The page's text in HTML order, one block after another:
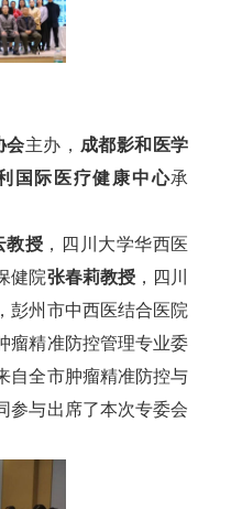
会主办， 成都影和医学
国际医疗健康中心承
教授 ，四川大学华西医
健院张春莉教授 ，四川
，彭州市中西医结合医院
瘤精准防控管理专业委
自全市肿瘤精准防控与
参与出席了本次专委会